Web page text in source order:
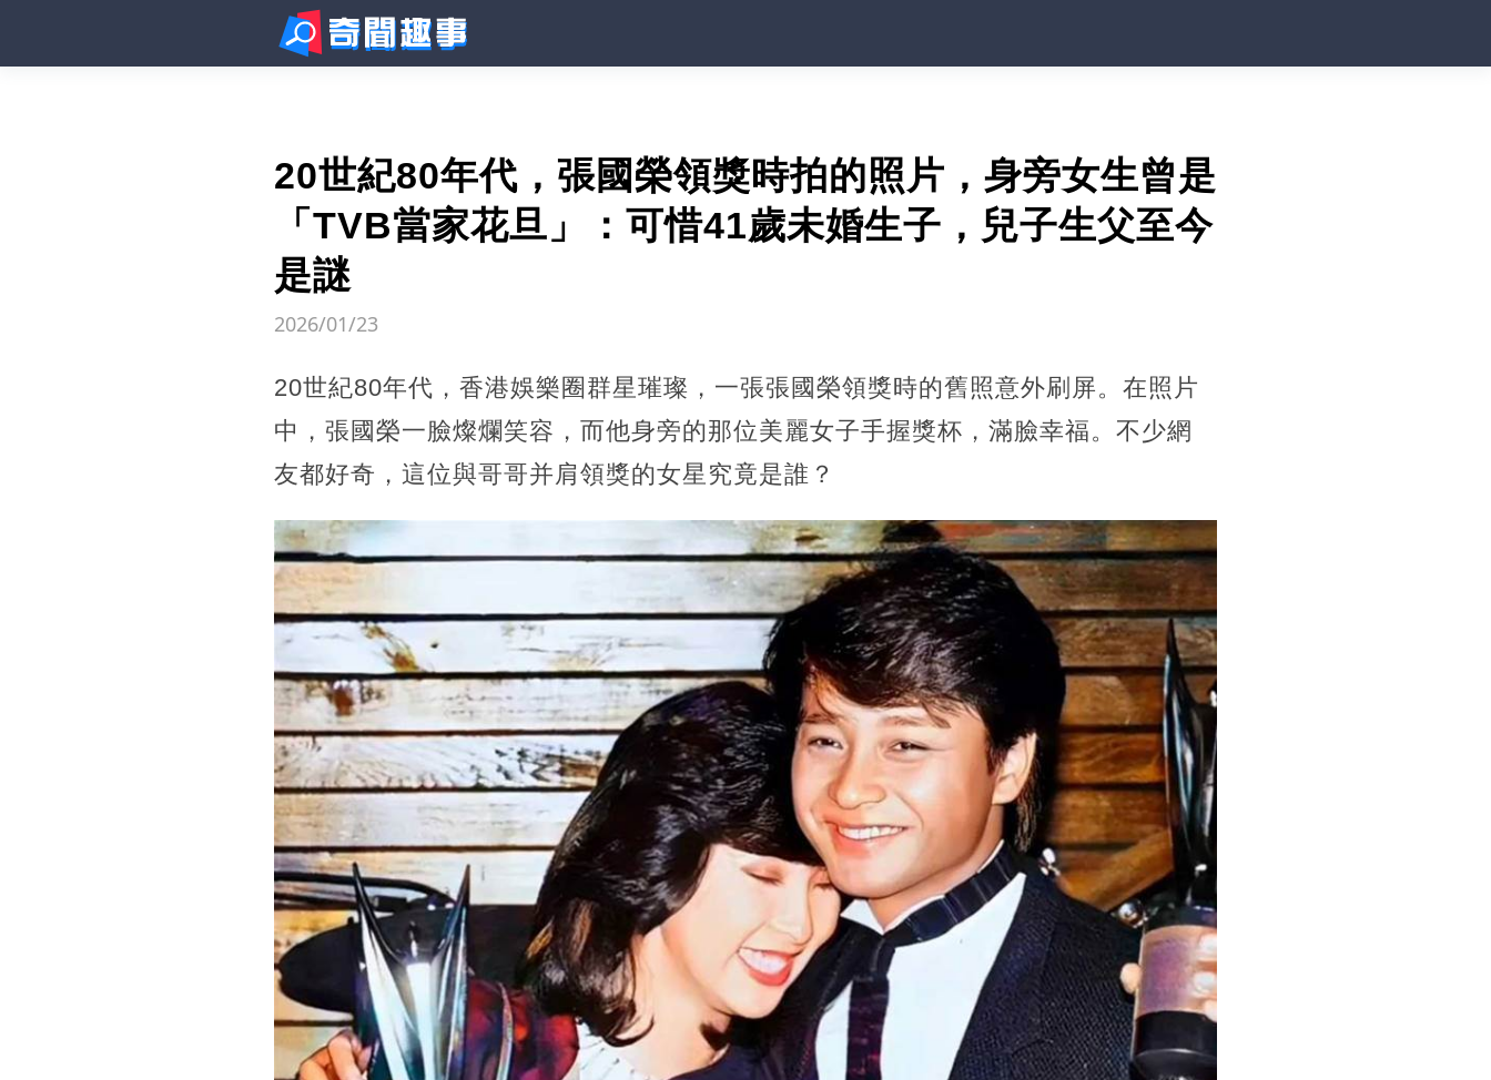
20世紀80年代，張國榮領獎時拍的照片，身旁女生曾是
「TVB當家花旦」：可惜41歲未婚生子，兒子生父至今
是謎
2026/01/23
20世紀80年代，香港娛樂圈群星璀璨，一張張國榮領獎時的舊照意外刷屏。在照片
中，張國榮一臉燦爛笑容，而他身旁的那位美麗女子手握獎杯，滿臉幸福。不少網
友都好奇，這位與哥哥并肩領獎的女星究竟是誰？